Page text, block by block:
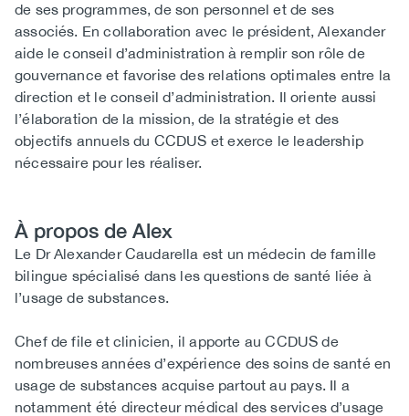
de ses programmes, de son personnel et de ses
associés. En collaboration avec le président, Alexander
aide le conseil d’administration à remplir son rôle de
gouvernance et favorise des relations optimales entre la
direction et le conseil d’administration. Il oriente aussi
l’élaboration de la mission, de la stratégie et des
objectifs annuels du CCDUS et exerce le leadership
nécessaire pour les réaliser.
À propos de Alex
Biography
Le Dr Alexander Caudarella est un médecin de famille
bilingue spécialisé dans les questions de santé liée à
l’usage de substances.
Chef de file et clinicien, il apporte au CCDUS de
nombreuses années d’expérience des soins de santé en
usage de substances acquise partout au pays. Il a
notamment été directeur médical des services d’usage